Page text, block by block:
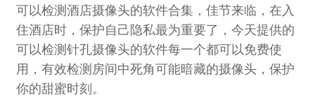
可以检测酒店摄像头的软件合集，佳节来临，在入
住酒店时，保护自己隐私最为重要了，今天提供的
可以检测针孔摄像头的软件每一个都可以免费使
用，有效检测房间中死角可能暗藏的摄像头，保护
你的甜蜜时刻。